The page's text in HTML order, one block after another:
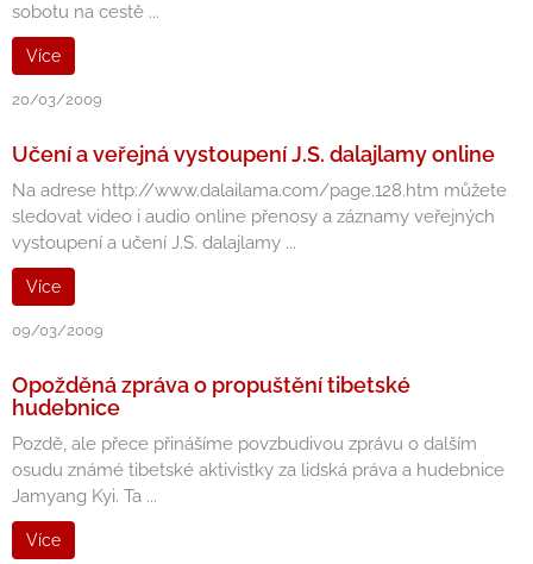
sobotu na cestě ...
Více
20/03/2009
Učení a veřejná vystoupení J.S. dalajlamy online
Na adrese http://www.dalailama.com/page.128.htm můžete
sledovat video i audio online přenosy a záznamy veřejných
vystoupení a učení J.S. dalajlamy ...
Více
09/03/2009
Opožděná zpráva o propuštění tibetské
hudebnice
Pozdě, ale přece přinášíme povzbudivou zprávu o dalším
osudu známé tibetské aktivistky za lidská práva a hudebnice
Jamyang Kyi. Ta ...
Více